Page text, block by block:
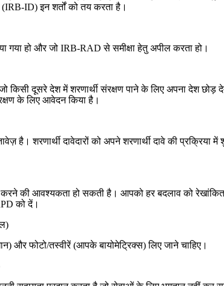
ID) इन शर्तों को तय करता है।
गया हो और जो IRB-RAD से समीक्षा हेतु अपील करता हो।
किसी दूसरे देश में शरणार्थी संरक्षण पाने के लिए अपना देश
के लिए आवेदन किया है।
है। शरणार्थी दावेदारों को अपने शरणार्थी दावे की
की आवश्यकता हो सकती है। आपको हर बदलाव को रेखांकित
को दें।
और फोटो/तस्वीरें (आपके बायोमेट्रिक्स) लिए जाने चाहिए।